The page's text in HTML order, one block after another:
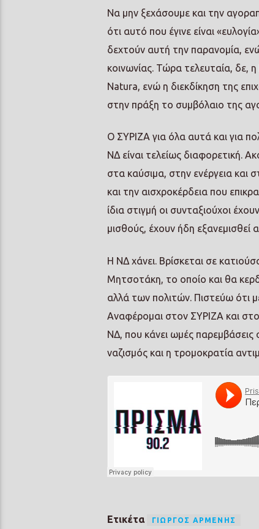
Να μην ξεχάσουμε και την
ότι αυτό που έγινε είναι
δεχτούν αυτή την παρανομία,
κοινωνίας. Τώρα τελευταία, δε,
Natura, ενώ η διεκδίκηση της
στην πράξη το συμβόλαιο της
Ο ΣΥΡΙΖΑ για όλα αυτά και για
ΝΔ είναι τελείως διαφορετική.
στα καύσιμα, στην ενέργεια
και την αισχροκέρδεια που
ίδια στιγμή οι συνταξιούχοι
μισθούς, έχουν ήδη εξανεμισθεί
Η ΝΔ χάνει. Βρίσκεται σε
Μητσοτάκη, το οποίο και θα
αλλά των πολιτών. Πιστεύω ότι
Αναφέρομαι στον ΣΥΡΙΖΑ και
ΝΔ, που κάνει ωμές παρεμβάσεις
ναζισμός και η τρομοκρατία
Ετικέτα ΓΙΏΡΓΟΣ ΑΡΜΈΝΗΣ